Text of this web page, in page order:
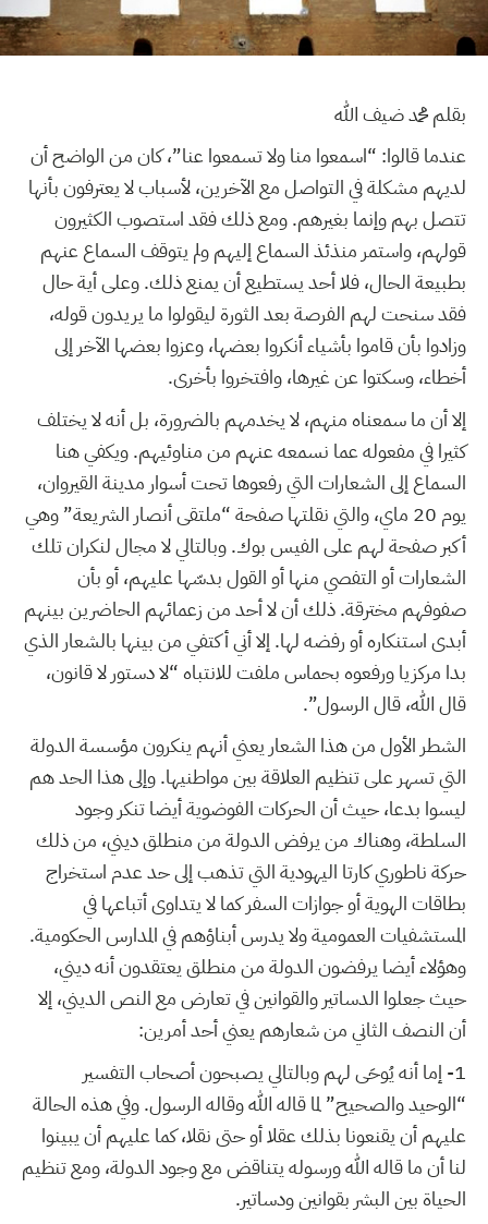
بقلم محمد ضيف الله
عندما قالوا: “اسمعوا منا ولا تسمعوا عنا”، كان من الواضح أن
لديهم مشكلة في التواصل مع الآخرين، لأسباب لا يعترفون بأنها
تتصل بهم وإنما بغيرهم. ومع ذلك فقد استصوب الكثيرون
قولهم، واستمر منذئذ السماع إليهم ولم يتوقف السماع عنهم
بطبيعة الحال، فلا أحد يستطيع أن يمنع ذلك. وعلى أية حال
فقد سنحت لهم الفرصة بعد الثورة ليقولوا ما يريدون قوله،
وزادوا بأن قاموا بأشياء أنكروا بعضها، وعزوا بعضها الآخر إلى
أخطاء، وسكتوا عن غيرها، وافتخروا بأخرى.
إلا أن ما سمعناه منهم، لا يخدمهم بالضرورة، بل أنه لا يختلف
كثيرا في مفعوله عما نسمعه عنهم من مناوئيهم. ويكفي هنا
السماع إلى الشعارات التي رفعوها تحت أسوار مدينة القيروان،
يوم 20 ماي، والتي نقلتها صفحة “ملتقى أنصار الشريعة” وهي
أكبر صفحة لهم على الفيس بوك. وبالتالي لا مجال لنكران تلك
الشعارات أو التفصي منها أو القول بدسّها عليهم، أو بأن
صفوفهم مخترقة. ذلك أن لا أحد من زعمائهم الحاضرين بينهم
أبدى استنكاره أو رفضه لها. إلا أني أكتفي من بينها بالشعار الذي
بدا مركزيا ورفعوه بحماس ملفت للانتباه “لا دستور لا قانون،
قال الله، قال الرسول”.
الشطر الأول من هذا الشعار يعني أنهم ينكرون مؤسسة الدولة
التي تسهر على تنظيم العلاقة بين مواطنيها. وإلى هذا الحد هم
ليسوا بدعا، حيث أن الحركات الفوضوية أيضا تنكر وجود
السلطة، وهناك من يرفض الدولة من منطلق ديني، من ذلك
حركة ناطوري كارتا اليهودية التي تذهب إلى حد عدم استخراج
بطاقات الهوية أو جوازات السفر كما لا يتداوى أتباعها في
المستشفيات العمومية ولا يدرس أبناؤهم في المدارس الحكومية.
وهؤلاء أيضا يرفضون الدولة من منطلق يعتقدون أنه ديني،
حيث جعلوا الدساتير والقوانين في تعارض مع النص الديني، إلا
أن النصف الثاني من شعارهم يعني أحد أمرين:
1- إما أنه يُوحَى لهم وبالتالي يصبحون أصحاب التفسير
“الوحيد والصحيح” لما قاله الله وقاله الرسول. وفي هذه الحالة
عليهم أن يقنعونا بذلك عقلا أو حتى نقلا، كما عليهم أن يبينوا
لنا أن ما قاله الله ورسوله يتناقض مع وجود الدولة، ومع تنظيم
الحياة بين البشر بقوانين ودساتير.